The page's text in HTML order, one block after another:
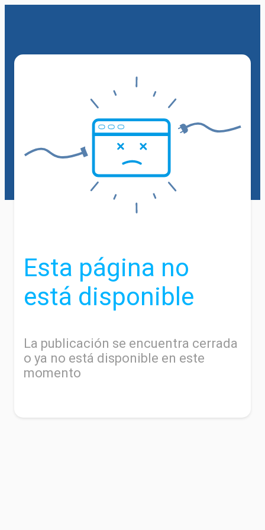
Esta página no
está disponible
La publicación se encuentra cerrada
o ya no está disponible en este
momento